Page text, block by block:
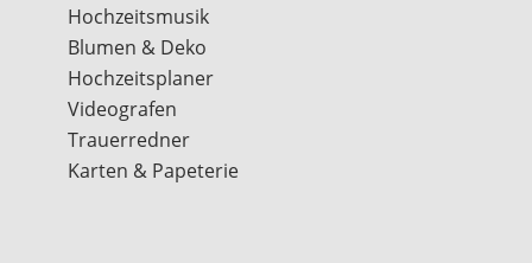
Hochzeitsmusik
Blumen & Deko
Hochzeitsplaner
Videografen
Trauerredner
Karten & Papeterie